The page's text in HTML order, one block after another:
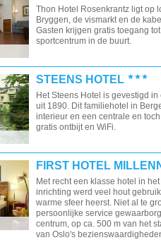
Thon Hotel Rosenkrantz ligt op
Bryggen, de vismarkt en de
Gasten krijgen gratis toegang
sportcentrum in de buurt.
STEENS HOTEL
Het Steens Hotel is gevestigd
uit 1890. Dit familiehotel in
interieur en een centrale en
gratis ontbijt en WiFi.
FIRST HOTEL
Met recht een klasse hotel in
inrichting werd veel hout
warme sfeer heerst. Niet al te
persoonlijke service
centrum, op ca. 500 m van het
van Oslo's